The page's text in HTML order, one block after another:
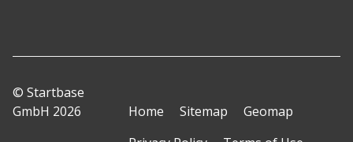
© Startbase
GmbH 2026
Home Sitemap
Geomap